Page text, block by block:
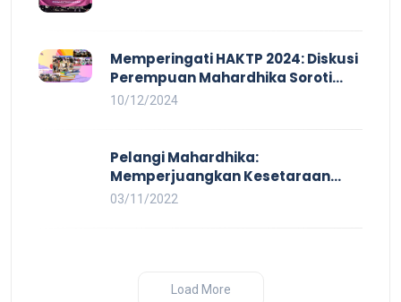
Memperingati HAKTP 2024: Diskusi
Perempuan Mahardhika Soroti
Kerja Layak yang Inklusif bagi
10/12/2024
Pelangi Mahardhika:
Memperjuangkan Kesetaraan
untuk Pekerja LBTQ
03/11/2022
Load More